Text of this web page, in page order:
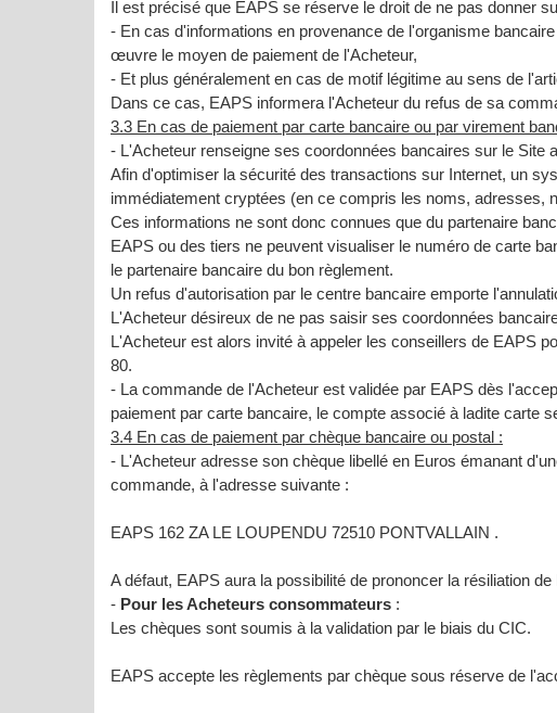
Il est précisé que EAPS se réserve le droit de ne pas donner
- En cas d'informations en provenance de l'organisme
œuvre le moyen de paiement de l'Acheteur,
- Et plus généralement en cas de motif légitime au sens de
Dans ce cas, EAPS informera l'Acheteur du refus de sa
3.3 En cas de paiement par carte bancaire ou par virement
- L'Acheteur renseigne ses coordonnées bancaires sur le Site
Afin d'optimiser la sécurité des transactions sur Internet, un
immédiatement cryptées (en ce compris les noms, adresses,
Ces informations ne sont donc connues que du partenaire
EAPS ou des tiers ne peuvent visualiser le numéro de carte
le partenaire bancaire du bon règlement.
Un refus d'autorisation par le centre bancaire emporte
L'Acheteur désireux de ne pas saisir ses coordonnées
L'Acheteur est alors invité à appeler les conseillers de EAPS
80.
- La commande de l'Acheteur est validée par EAPS dès
paiement par carte bancaire, le compte associé à ladite carte
3.4 En cas de paiement par chèque bancaire ou postal :
- L'Acheteur adresse son chèque libellé en Euros émanant
commande, à l'adresse suivante :
EAPS 162 ZA LE LOUPENDU 72510 PONTVALLAIN .
A défaut, EAPS aura la possibilité de prononcer la résiliation
- Pour les Acheteurs consommateurs :
Les chèques sont soumis à la validation par le biais du CIC.
EAPS accepte les règlements par chèque sous réserve de